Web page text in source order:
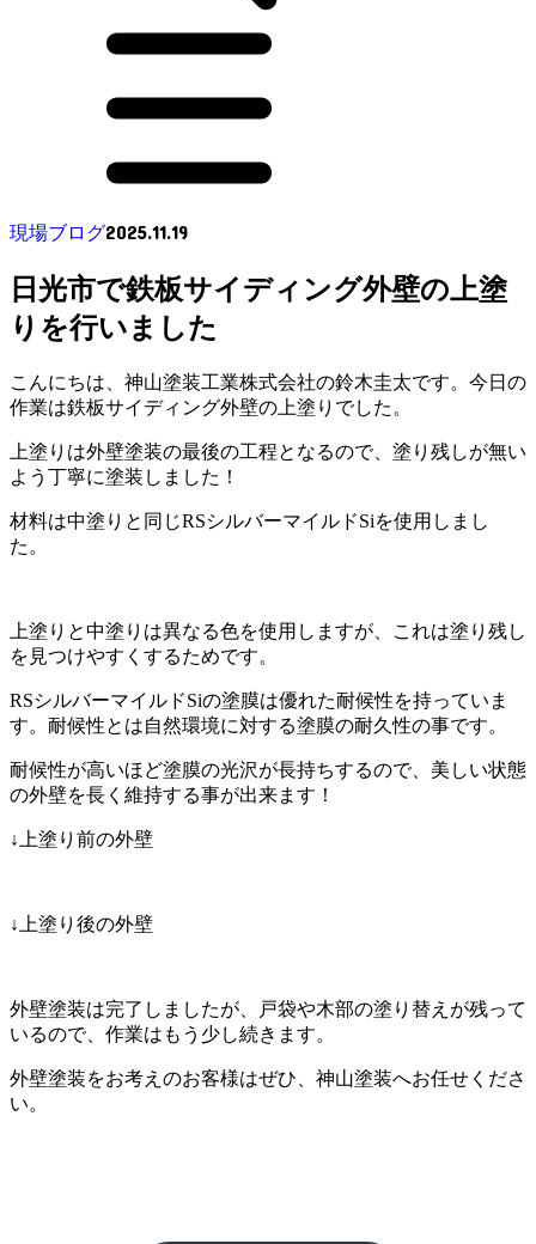
現場ブログ2025.11.19
日光市で鉄板サイディング外壁の上塗
りを行いました
こんにちは、神山塗装工業株式会社の鈴木圭太です。今日の
作業は鉄板サイディング外壁の上塗りでした。
上塗りは外壁塗装の最後の工程となるので、塗り残しが無い
よう丁寧に塗装しました！
材料は中塗りと同じRSシルバーマイルドSiを使用しまし
た。
上塗りと中塗りは異なる色を使用しますが、これは塗り残し
を見つけやすくするためです。
RSシルバーマイルドSiの塗膜は優れた耐候性を持っていま
す。耐候性とは自然環境に対する塗膜の耐久性の事です。
耐候性が高いほど塗膜の光沢が長持ちするので、美しい状態
の外壁を長く維持する事が出来ます！
↓上塗り前の外壁
↓上塗り後の外壁
外壁塗装は完了しましたが、戸袋や木部の塗り替えが残って
いるので、作業はもう少し続きます。
外壁塗装をお考えのお客様はぜひ、神山塗装へお任せくださ
い。